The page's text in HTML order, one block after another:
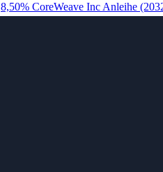
8,50% CoreWeave Inc Anleihe